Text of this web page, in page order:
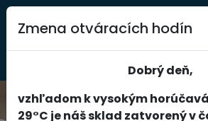
0
Zmena otváracích hodín
Dobrý deň,
vzhľadom k vysokým
29°C je náš sklad zatvorený v